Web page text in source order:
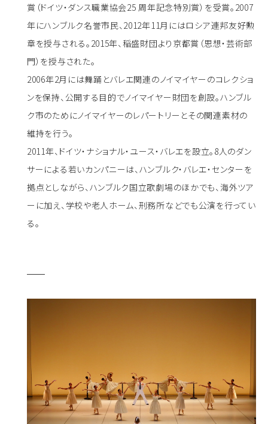
賞（ドイツ・ダンス職業協会25 周年記念特別賞）を受賞。2007
年にハンブルク名誉市民、2012年11月にはロシア連邦友好勲
章を授与される。2015年、稲盛財団より京都賞（思想・芸術部
門）を授与された。
2006年2月には舞踊とバレエ関連のノイマイヤーのコレクショ
ンを保持、公開する目的でノイマイヤー財団を創設。ハンブル
ク市のためにノイマイヤーのレパートリーとその関連素材の
維持を行う。
2011年、ドイツ・ナショナル・ユース・バレエを設立。8人のダン
サーによる若いカンパニーは、ハンブルク・バレエ・センターを
拠点としながら、ハンブルク国立歌劇場のほかでも、海外ツア
ーに加え、学校や老人ホーム、刑務所などでも公演を行ってい
る。